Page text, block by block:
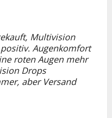
Multivision
Augenkomfort
roten Augen mehr
Drops
aber Versand